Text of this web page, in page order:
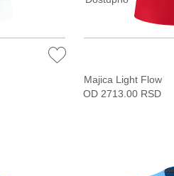
Majica Light Flow
OD 2713.00 RSD